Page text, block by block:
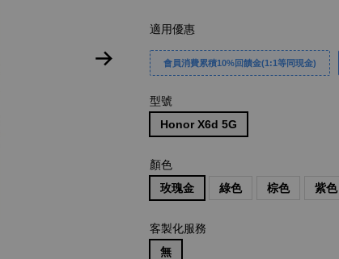
適用優惠
會員消費累積10%回饋金(1:1等同現金)
型號
Honor X6d 5G
顏色
玫瑰金
綠色 棕色 紫色
客製化服務
無